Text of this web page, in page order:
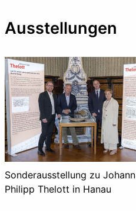
Ausstellungen
Sonderausstellung zu Johann
Philipp Thelott in Hanau